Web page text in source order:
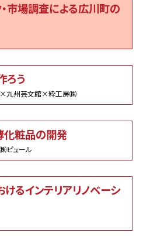
市場調査による広川町の
ろう
九州芸文館×粋工房㈱
化粧品の開発
ュール
るインテリアリノベーシ